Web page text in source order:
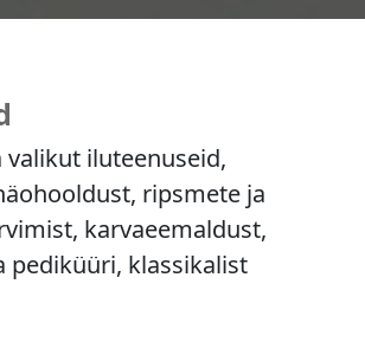
valikut iluteenuseid,
ripsmete ja
karvaeemaldust,
pediküüri, klassikalist